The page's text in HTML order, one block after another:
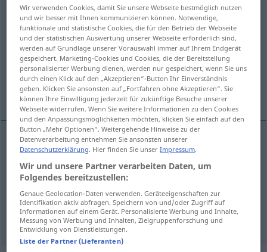
Übersicht aller Übersetzungen
(Für mehr Details die Übersetzung anklicken/antippen)
besänftigend, lindernd, wohltuend,
angenehm, sanft
sanft, beruhigend
besänftigend,lindernd,wohltuend,angenehm
sanft
soothing
sanft,beruhigend soothingmusic
Wir verwenden Cookies, damit Sie unsere Webseite bestmöglich nutzen
und wir besser mit Ihnen kommunizieren können. Notwendige,
funktionale und statistische Cookies, die für den Betrieb der Webseite
und der statistischen Auswertung unserer Webseite erforderlich sind,
werden auf Grundlage unserer Vorauswahl immer auf Ihrem Endgerät
gespeichert. Marketing-Cookies und Cookies, die der Bereitstellung
personalisierter Werbung dienen, werden nur gespeichert, wenn Sie uns
durch einen Klick auf den „Akzeptieren“-Button Ihr Einverständnis
geben. Klicken Sie ansonsten auf „Fortfahren ohne Akzeptieren“. Sie
können Ihre Einwilligung jederzeit für zukünftige Besuche unserer
Webseite widerrufen. Wenn Sie weitere Informationen zu den Cookies
und den Anpassungsmöglichkeiten möchten, klicken Sie einfach auf den
Button „Mehr Optionen“. Weitergehende Hinweise zu der
Datenverarbeitung entnehmen Sie ansonsten unserer
Datenschutzerklärung. Hier finden Sie unserImpressum.
Wir und unsere Partner verarbeiten Daten, um
Folgendes bereitzustellen:
Genaue Geolocation-Daten verwenden. Geräteeigenschaften zur
Identifikation aktiv abfragen. Speichern von und/oder Zugriff auf
Informationen auf einem Gerät. Personalisierte Werbung und Inhalte,
Messung von Werbung und Inhalten, Zielgruppenforschung und
Entwicklung von Dienstleistungen.
Liste der Partner (Lieferanten)